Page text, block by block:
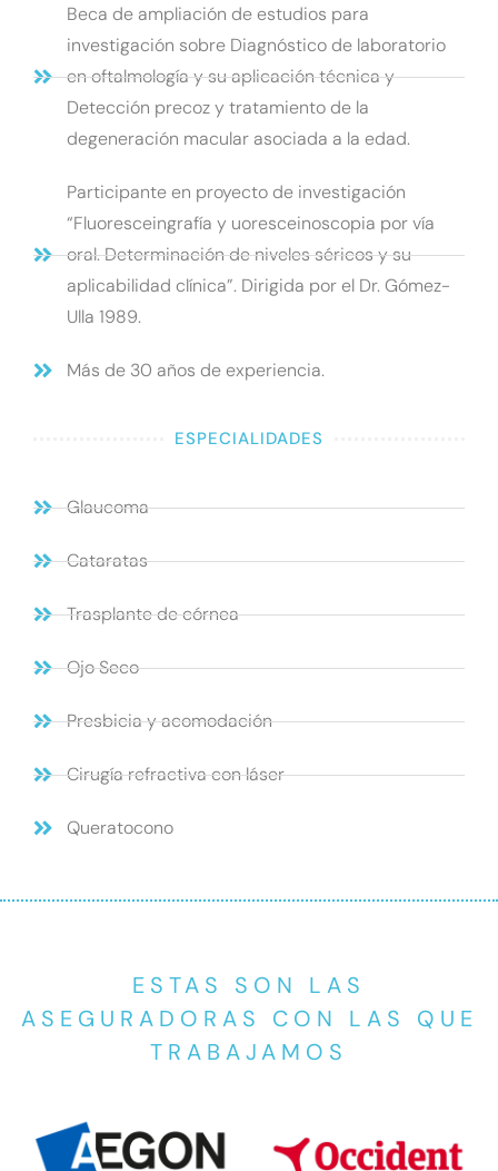
Beca de ampliación de estudios para
investigación sobre Diagnóstico de laboratorio
en oftalmología y su aplicación técnica y
Detección precoz y tratamiento de la
degeneración macular asociada a la edad.
Participante en proyecto de investigación
“Fluoresceingrafía y uoresceinoscopia por vía
oral. Determinación de niveles séricos y su
aplicabilidad clínica”. Dirigida por el Dr. Gómez-
Ulla 1989.
Más de 30 años de experiencia.
ESPECIALIDADES
Glaucoma
Cataratas
Trasplante de córnea
Ojo Seco
Presbicia y acomodación
Cirugía refractiva con láser
Queratocono
ESTAS SON LAS
ASEGURADORAS CON LAS QUE
TRABAJAMOS